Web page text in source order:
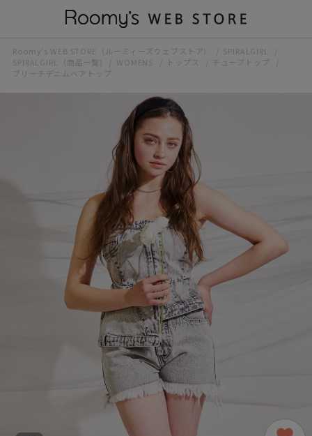
Roomy’s WEB STORE（ルーミィーズウェブストア）
SPIRALGIRL
SPIRALGIRL（商品一覧)
WOMENS トップス
チューブトップ
ブリーチデニムベアトップ